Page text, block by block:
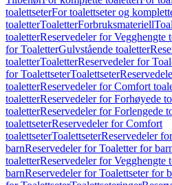
toalettseterFor toalettseter og
toaletterToaletterForbruksmateriell
toaletterReservedeler for Vegghengte
for ToaletterGulvstående toaletter
toaletterToaletterReservedeler for
for ToalettseterToalettseter
toaletterReservedeler for Comfort
toaletterReservedeler for Forhøyede
toaletterReservedeler for Forlengede
toalettseterReservedeler for Comfort
toalettseterToalettseterReservedeler
barnReservedeler for Toaletter for
toaletterReservedeler for Vegghengte
barnReservedeler for Toalettseter for